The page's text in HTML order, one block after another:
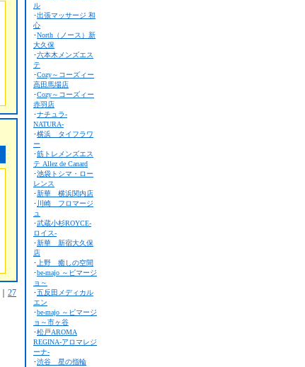
27
ル
･出張マッサージ 和
心
･North（ノース）新
大久保
･六本木メンズエス
テ
･Cozy～コーズィー
高田馬場店
･Cozy～コーズィー
赤羽店
･ナチュラ-
NATURA-
･横浜 タイフラワ
ー
･筋トレメンズエス
テ Allez de Canard
･池袋トシマ・ロー
レンス
･新華 横浜関内店
･ 川崎 フロマージ
ュ
･武蔵小杉ROYCE-
ロイス-
･新華 新宿大久保
店
･ 上野 癒しの空間
･be-majo ～ビマージ
ョ～
･五反田メディカル
エン
･be-majo ～ビマージ
ョ～市ヶ谷
･松戸AROMA
REGINA-アロマレジ
ーナ-
･渋谷 星の指輪